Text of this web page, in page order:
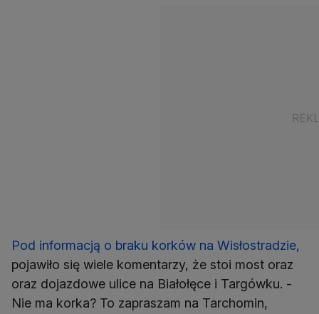
Pod informacją o braku korków na Wisłostradzie,
pojawiło się wiele komentarzy, że stoi most oraz
oraz dojazdowe ulice na Białołęce i Targówku. -
Nie ma korka? To zapraszam na Tarchomin,